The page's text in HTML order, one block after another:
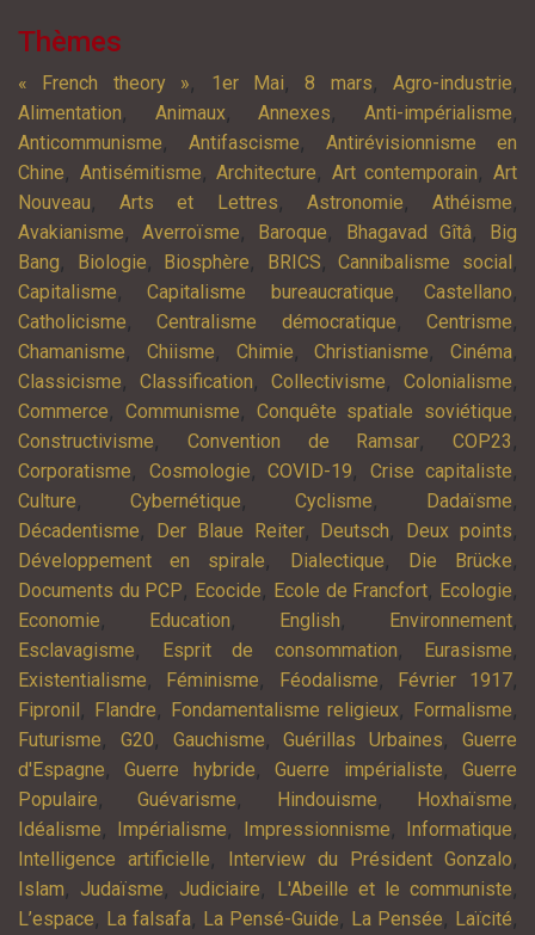
Thèmes
« French theory », 1er Mai,8 mars, Agro-industrie,
Alimentation, Animaux,Annexes,Anti-impérialisme,
Anticommunisme, Antifascisme, Antirévisionnisme en
Chine, Antisémitisme,Architecture, Art contemporain,Art
Nouveau,Arts et Lettres, Astronomie,Athéisme,
Avakianisme,Averroïsme, Baroque, Bhagavad Gîtâ,
Big
Bang, Biologie, Biosphère, BRICS,Cannibalisme social ,
Capitalisme,Capitalisme bureaucratique,Castellano,
Catholicisme,Centralisme démocratique,Centrisme,
Chamanisme, Chiisme, Chimie,Christianisme, Cinéma,
Classicisme, Classification, Collectivisme, Colonialisme,
Commerce, Communisme, Conquête spatiale soviétique,
Constructivisme, Convention de Ramsar, COP23 ,
Corporatisme, Cosmologie, COVID-19, Crise capitaliste,
Culture, Cybernétique, Cyclisme, Dadaïsme,
Décadentisme, Der Blaue Reiter, Deutsch, Deux points,
Développement en spirale, Dialectique, Die Brücke,
Documents du PCP, Ecocide, Ecole de Francfort, Ecologie,
Economie, Education, English, Environnement,
Esclavagisme, Esprit de consommation, Eurasisme,
Existentialisme, Féminisme, Féodalisme, Février 1917,
Fipronil , Flandre, Fondamentalisme religieux, Formalisme,
Futurisme, G20, Gauchisme,Guérillas Urbaines,Guerre
d'Espagne,Guerre hybride,Guerre impérialiste,Guerre
Populaire,Guévarisme, Hindouisme, Hoxhaïsme,
Idéalisme, Impérialisme, Impressionnisme, Informatique,
Intelligence artificielle, Interview du Président Gonzalo,
Islam, Judaïsme, Judiciaire, L'Abeille et le communiste,
L’espace, La falsafa, La Pensé-Guide, La Pensée, Laïcité,